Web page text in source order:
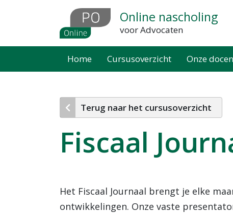
inhoud
Online nascholing
voor Advocaten
Home Cursusoverzicht Onze
Terug naar het cursusoverzicht
Fiscaal
Het Fiscaal Journaal brengt je elke
ontwikkelingen. Onze vaste